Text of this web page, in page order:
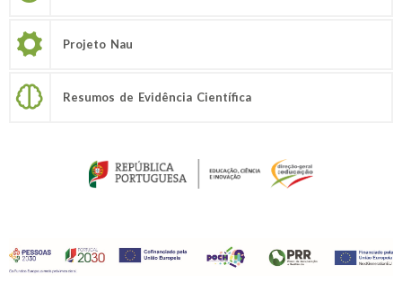
Projeto Nau
Resumos de Evidência Científica